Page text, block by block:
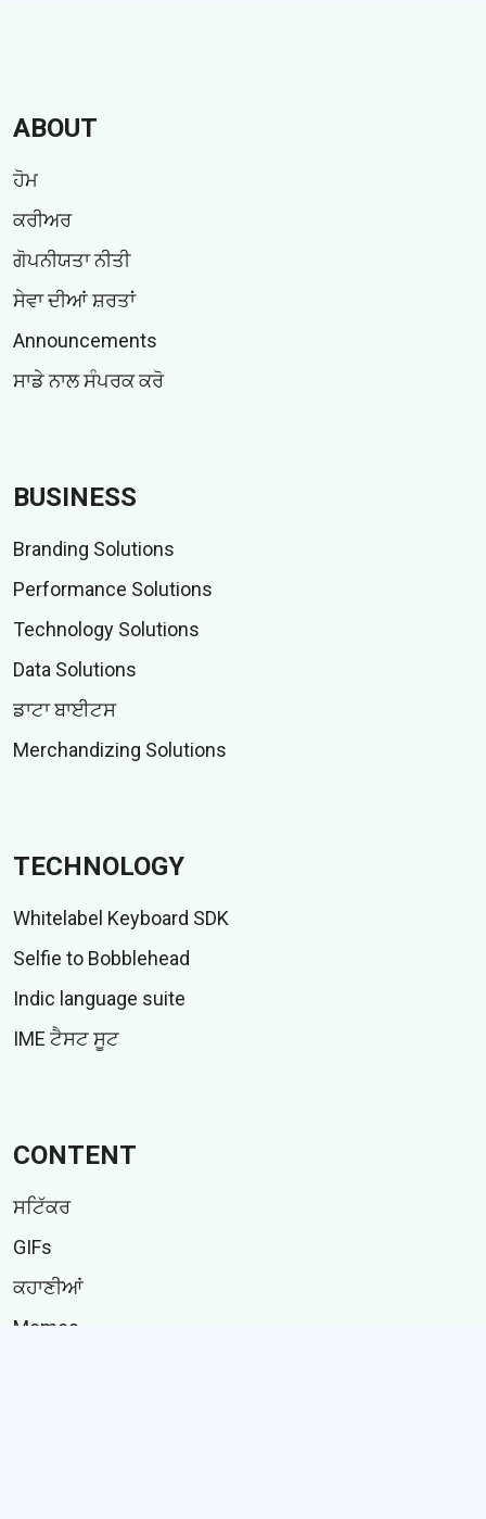
ABOUT
ਹੋਮ
ਕਰੀਅਰ
ਗੋਪਨੀਯਤਾ ਨੀਤੀ
ਸੇਵਾ ਦੀਆਂ ਸ਼ਰਤਾਂ
Announcements
ਸਾਡੇ ਨਾਲ ਸੰਪਰਕ ਕਰੋ
BUSINESS
Branding Solutions
Performance Solutions
Technology Solutions
Data Solutions
ਡਾਟਾ ਬਾਈਟਸ
Merchandizing Solutions
TECHNOLOGY
Whitelabel Keyboard SDK
Selfie to Bobblehead
Indic language suite
IME ਟੈਸਟ ਸੂਟ
CONTENT
ਸਟਿੱਕਰ
GIFs
ਕਹਾਣੀਆਂ
Memes